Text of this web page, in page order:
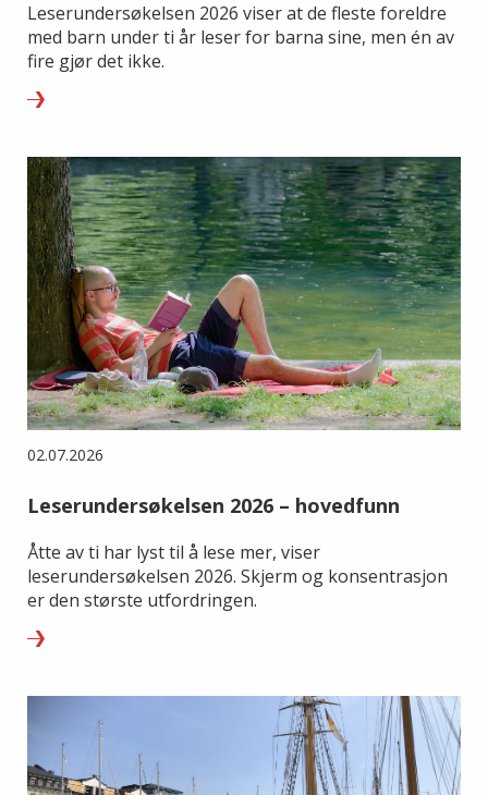
Leserundersøkelsen 2026 viser at de fleste foreldre
med barn under ti år leser for barna sine, men én av
fire gjør det ikke.
02.07.2026
Leserundersøkelsen 2026 – hovedfunn
Åtte av ti har lyst til å lese mer, viser
leserundersøkelsen 2026. Skjerm og konsentrasjon
er den største utfordringen.